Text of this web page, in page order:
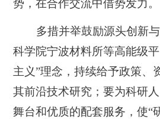
势，在合作交流中借势发力。
多措并举鼓励源头创新与
科学院宁波材料所等高能级
主义”理念，持续给予政策、
其前沿技术研究；要为科研
舞台和优质的配套服务，使